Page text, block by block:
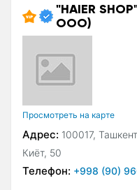
"HAIER
ООО)
Просмотреть на карте
Адрес: 100017,
Киёт, 50
Телефон: +998 (90)